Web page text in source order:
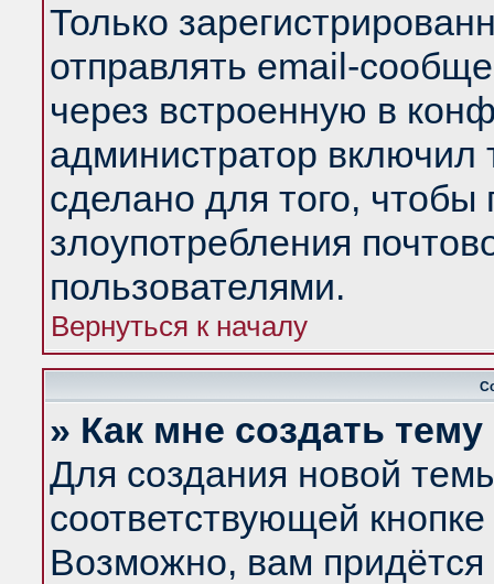
Только
отправлять email-
через встроенную в
администратор
сделано для того, чтобы
злоупотребления
пользователями.
Вернуться к началу
» Как мне создать
Для создания новой
соответствующей
Возможно, вам придётся